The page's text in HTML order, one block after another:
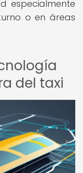
especialmente
o en áreas
del taxi